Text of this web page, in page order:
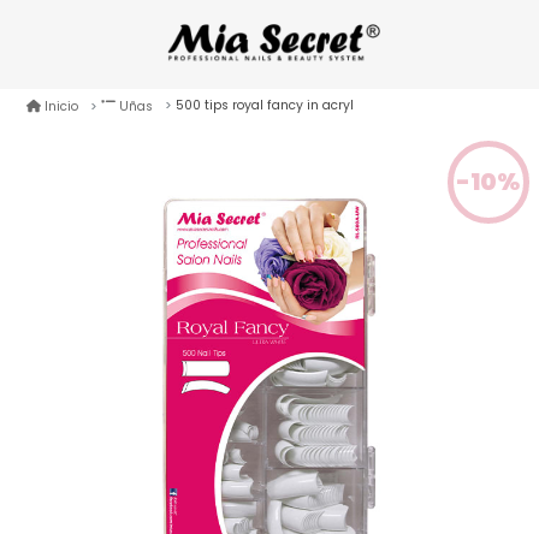
Inicio Uñas 500 tips royal fancy in acryl
-10%